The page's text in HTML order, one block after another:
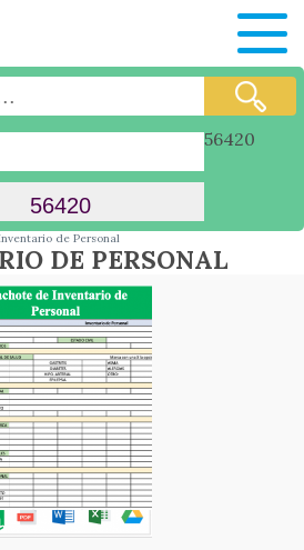
56420
de Personal
DE PERSONAL